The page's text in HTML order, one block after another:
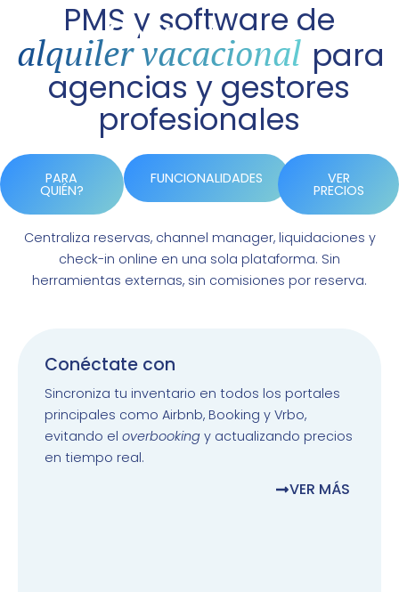
PMS y software de
alquiler vacacional para
agencias y gestores
profesionales
PARA
QUIÉN?
FUNCIONALIDADES VER
PRECIOS
Centraliza reservas, channel manager, liquidaciones y
check-in online en una sola plataforma. Sin
herramientas externas, sin comisiones por reserva.
Conéctate con
Sincroniza tu inventario en todos los portales
principales como Airbnb, Booking y Vrbo,
evitando el overbooking y actualizando precios
en tiempo real.
VER MÁS